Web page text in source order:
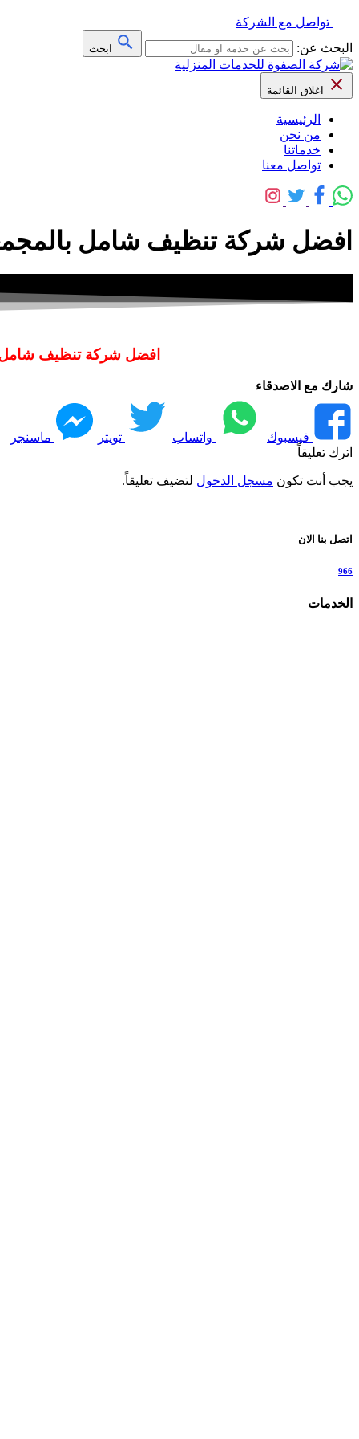
تواصل مع الشركة
البحث عن:
ابحث
اغلاق القائمة
الرئيسية
من نحن
خدماتنا
تواصل معنا
افضل شركة تنظيف شامل بالمجمعة 0500708581
افضل شركة تنظيف شامل
شارك مع الاصدقاء
فيسبوك واتساب تويتر ماسنجر
اترك تعليقاً
يجب أنت تكون مسجل الدخول لتضيف تعليقاً.
اتصل بنا الان
966
الخدمات